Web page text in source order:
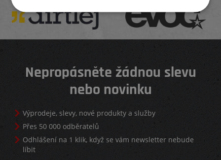
Nepropásněte žádnou slevu
nebo novinku
Výprodeje, slevy, nové produkty a služby
Přes 50 000 odběratelů
Odhlášení na 1 klik, když se vám newsletter nebude
líbit